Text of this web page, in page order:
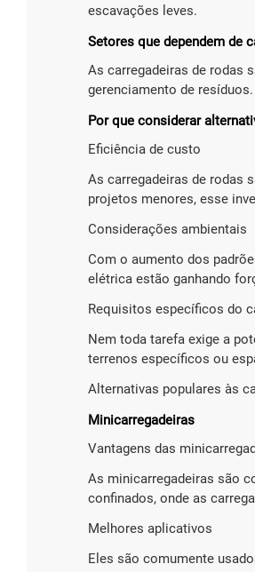
escavações leves.
Setores que dependem de
As carregadeiras de rodas
gerenciamento de
Por que considerar
Eficiência de custo
As carregadeiras de rodas
projetos menores, esse
Considerações ambientais
Com o aumento dos
elétrica estão ganhando
Requisitos específicos do
Nem toda tarefa exige a
terrenos específicos ou
Alternativas populares às
Minicarregadeiras
Vantagens das
As minicarregadeiras são
confinados, onde as
Melhores aplicativos
Eles são comumente